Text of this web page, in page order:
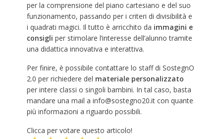
per la comprensione del piano cartesiano e del suo
funzionamento, passando per i criteri di divisibilità e
i quadrati magici. Il tutto è arricchito da immagini e
consigli per stimolare l’interesse dell’alunno tramite
una didattica innovativa e interattiva.
Per finire, è possibile contattare lo staff di SostegnO
2.0 per richiedere del materiale personalizzato
per intere classi o singoli bambini. In tal caso, basta
mandare una mail a info@sostegno20.it con quante
più informazioni a riguardo possibili.
Clicca per votare questo articolo!